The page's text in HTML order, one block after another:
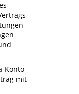
Konto
mit